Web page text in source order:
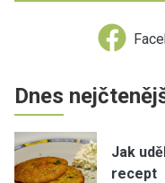
Dnes
Jak
recept